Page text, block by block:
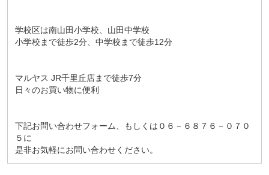
学校区は南山田小学校、山田中学校
小学校まで徒歩2分、中学校まで徒歩12分
マルヤス JR千里丘店まで徒歩7分
日々のお買い物に便利
下記お問い合わせフォーム、もしくは０６－６８７６－０７０
５に
是非お気軽にお問い合わせください。